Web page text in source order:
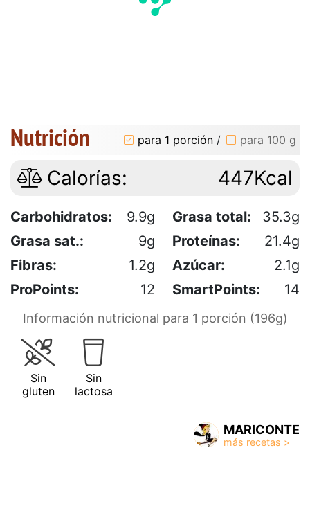
Nutrición para 1 porción / para 100 g
Calorías: 447Kcal
Carbohidratos: 9.9g Grasa total:
35.3g
Grasa sat.:
9g Proteínas:
21.4g
Fibras:
1.2g Azúcar:
2.1g
ProPoints:
12 SmartPoints: 14
Información nutricional para 1 porción (196g)
Sin
gluten
Sin
lactosa
MARICONTE